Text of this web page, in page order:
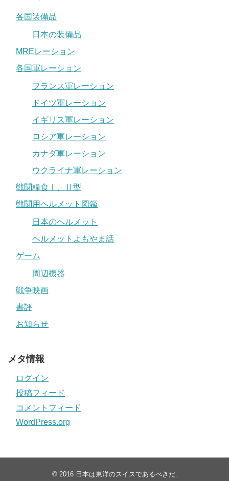
各国装備品
日本の装備品
MREレーション
各国軍レーション
フランス軍レーション
ドイツ軍レーション
イギリス軍レーション
ロシア軍レーション
カナダ軍レーション
ウクライナ軍レーション
戦闘糧食Ⅰ、Ⅱ型
戦闘用ヘルメット図鑑
日本のヘルメット
ヘルメットよもやま話
ゲーム
周辺機器
戦争映画
書評
お知らせ
メタ情報
ログイン
投稿フィード
コメントフィード
WordPress.org
© 2016 日本は東洋のスイスであるべきだ.